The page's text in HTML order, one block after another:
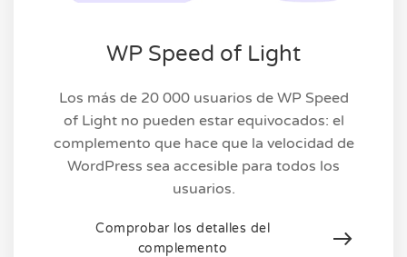
WP Speed of Light
Los más de 20 000 usuarios de WP Speed
of Light no pueden estar equivocados: el
complemento que hace que la velocidad de
WordPress sea accesible para todos los
usuarios.
Comprobar los detalles del
complemento